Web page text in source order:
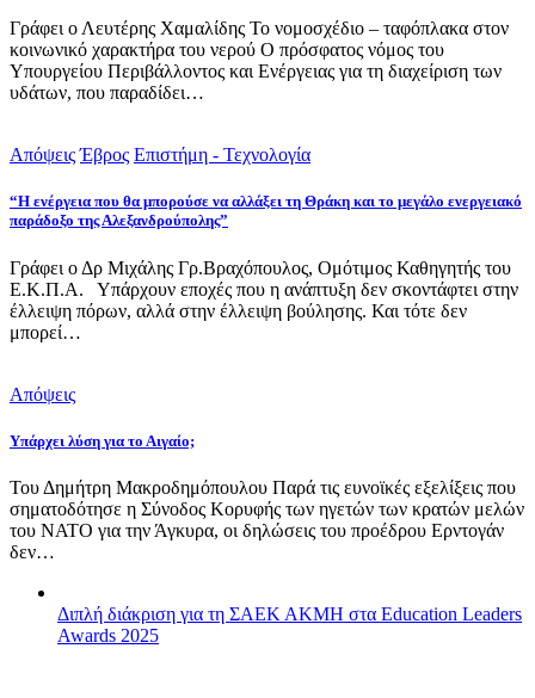
Γράφει ο Λευτέρης Χαμαλίδης Το νομοσχέδιο – ταφόπλακα στον
κοινωνικό χαρακτήρα του νερού Ο πρόσφατος νόμος του
Υπουργείου Περιβάλλοντος και Ενέργειας για τη διαχείριση των
υδάτων, που παραδίδει…
Απόψεις Έβρος Επιστήμη - Τεχνολογία
“Η ενέργεια που θα μπορούσε να αλλάξει τη Θράκη και το μεγάλο ενεργειακό
παράδοξο της Αλεξανδρούπολης”
Γράφει ο Δρ Μιχάλης Γρ.Βραχόπουλος, Ομότιμος Καθηγητής του
Ε.Κ.Π.Α. Υπάρχουν εποχές που η ανάπτυξη δεν σκοντάφτει στην
έλλειψη πόρων, αλλά στην έλλειψη βούλησης. Και τότε δεν
μπορεί…
Απόψεις
Υπάρχει λύση για το Αιγαίο;
Του Δημήτρη Μακροδημόπουλου Παρά τις ευνοϊκές εξελίξεις που
σηματοδότησε η Σύνοδος Κορυφής των ηγετών των κρατών μελών
του ΝΑΤΟ για την Άγκυρα, οι δηλώσεις του προέδρου Ερντογάν
δεν…
Διπλή διάκριση για τη ΣΑΕΚ ΑΚΜΗ στα Education Leaders
Awards 2025